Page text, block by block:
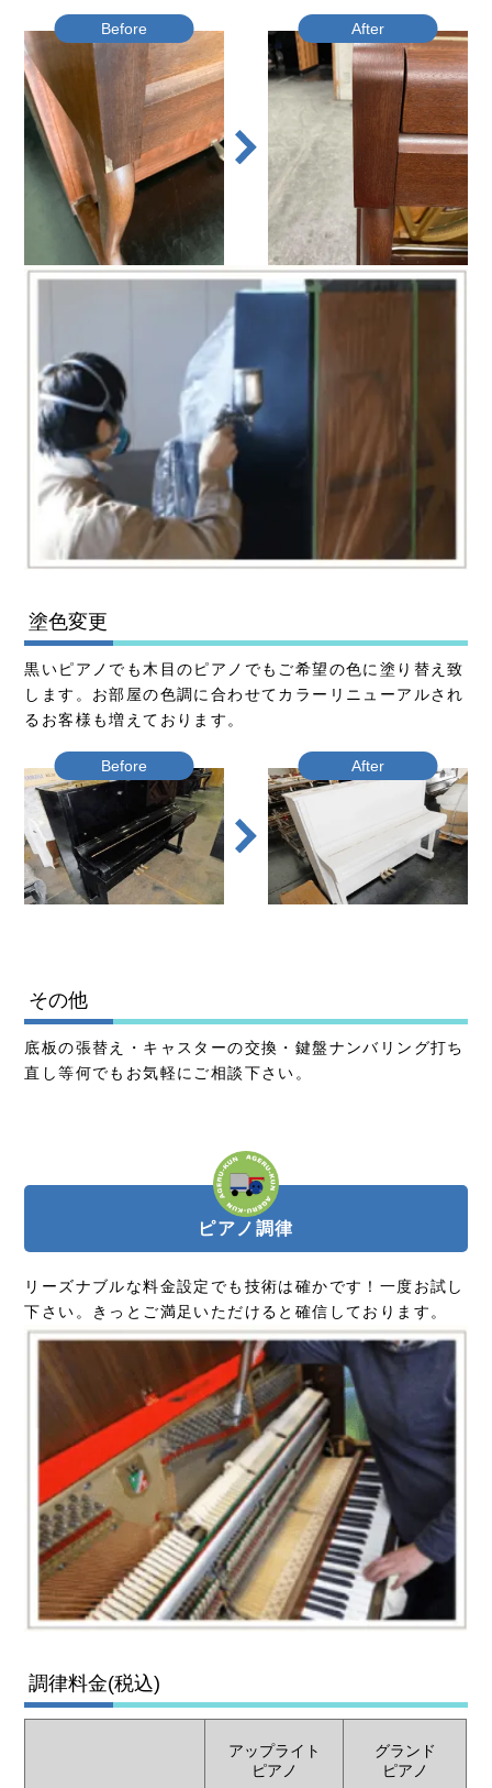
Before After
塗色変更
黒いピアノでも木目のピアノでもご希望の色に塗り替え致
します。お部屋の色調に合わせてカラーリニューアルされ
るお客様も増えております。
Before After
その他
底板の張替え・キャスターの交換・鍵盤ナンバリング打ち
直し等何でもお気軽にご相談下さい。
ピアノ調律
リーズナブルな料金設定でも技術は確かです！一度お試し
下さい。きっとご満足いただけると確信しております。
調律料金(税込)
アップライト
ピアノ
グランド
ピアノ